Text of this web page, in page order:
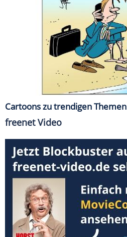
Cartoons zu trendigen Themen
freenet Video